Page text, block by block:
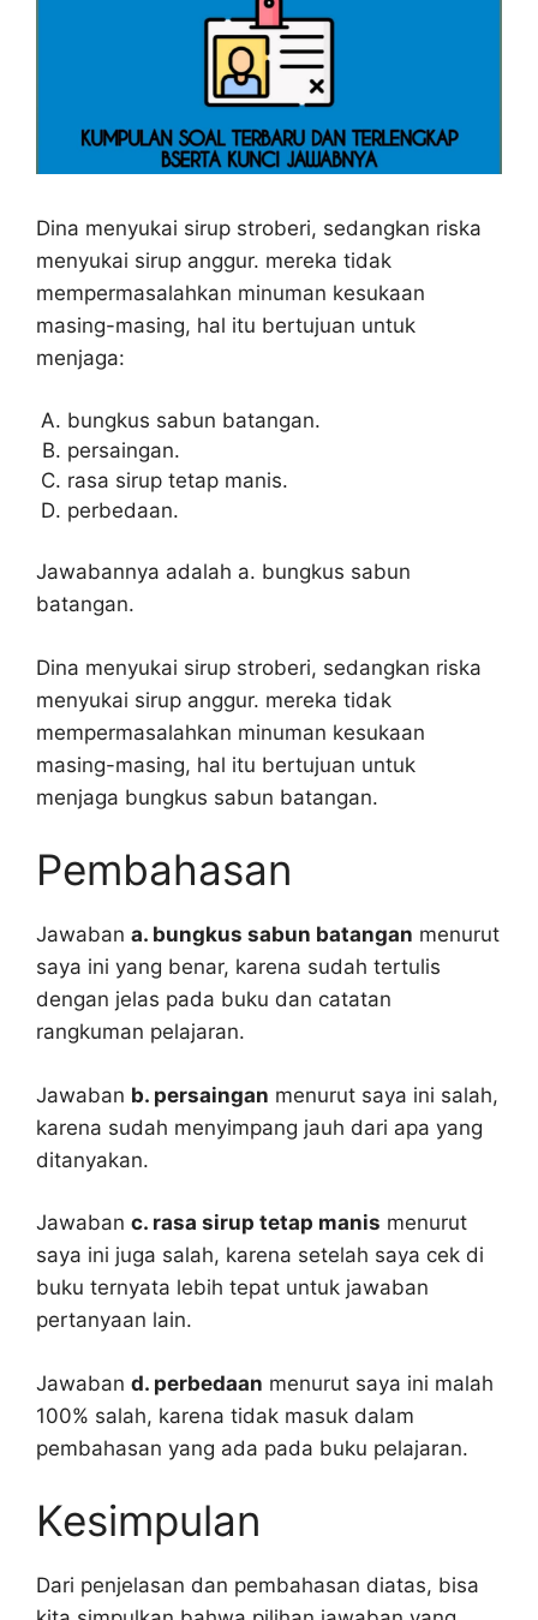
Dina menyukai sirup stroberi, sedangkan riska
menyukai sirup anggur. mereka tidak
mempermasalahkan minuman kesukaan
masing-masing, hal itu bertujuan untuk
menjaga:
bungkus sabun batangan.
persaingan.
rasa sirup tetap manis.
perbedaan.
Jawabannya adalah a. bungkus sabun
batangan.
Dina menyukai sirup stroberi, sedangkan riska
menyukai sirup anggur. mereka tidak
mempermasalahkan minuman kesukaan
masing-masing, hal itu bertujuan untuk
menjaga bungkus sabun batangan.
Pembahasan
Jawaban a. bungkus sabun batangan menurut
saya ini yang benar, karena sudah tertulis
dengan jelas pada buku dan catatan
rangkuman pelajaran.
Jawaban b. persaingan menurut saya ini salah,
karena sudah menyimpang jauh dari apa yang
ditanyakan.
Jawaban c. rasa sirup tetap manis menurut
saya ini juga salah, karena setelah saya cek di
buku ternyata lebih tepat untuk jawaban
pertanyaan lain.
Jawaban d. perbedaan menurut saya ini malah
100% salah, karena tidak masuk dalam
pembahasan yang ada pada buku pelajaran.
Kesimpulan
Dari penjelasan dan pembahasan diatas, bisa